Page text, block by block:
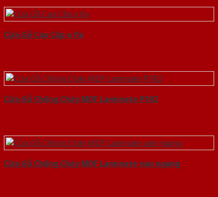
Cửa Gỗ Cao Cấp o fix
Cửa Gỗ Chống Cháy MDF Laminate P1R2
Cửa Gỗ Chống Cháy MDF Laminate van ngang